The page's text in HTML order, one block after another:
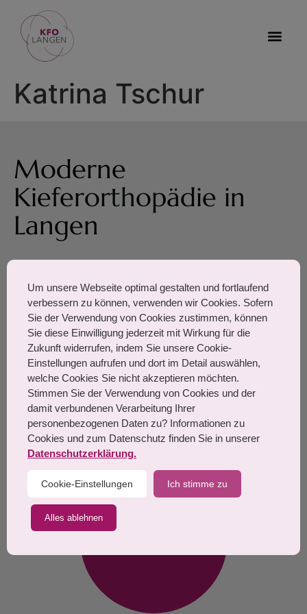
Katrina Tschur
Moderne
Kieferorthopädie in
Langen
63225 Langen
TEL: 06103 21 035
MO, DI, FR: 9 - 12 Uhr / 13 - 18
Uhr
MI: 8 - 12 Uhr / 13 - 17 Uhr
DO: 9 - 12 Uhr / 13 - 18 Uhr
Samstags: nach Vereinbarung
Um unsere Webseite optimal gestalten und fortlaufend
verbessern zu können, verwenden wir Cookies. Sofern
Sie der Verwendung von Cookies zustimmen, können
Sie diese Einwilligung jederzeit mit Wirkung für die
Zukunft widerrufen, indem Sie unsere Cookie-
Einstellungen aufrufen und dort im Detail auswählen,
welche Cookies Sie nicht akzeptieren möchten.
Stimmen Sie der Verwendung von Cookies und der
damit verbundenen Verarbeitung Ihrer
personenbezogenen Daten zu? Informationen zu
Cookies und zum Datenschutz finden Sie in unserer
Datenschutzerklärung.
Cookie-Einstellungen Ich stimme zu
Alles ablehnen